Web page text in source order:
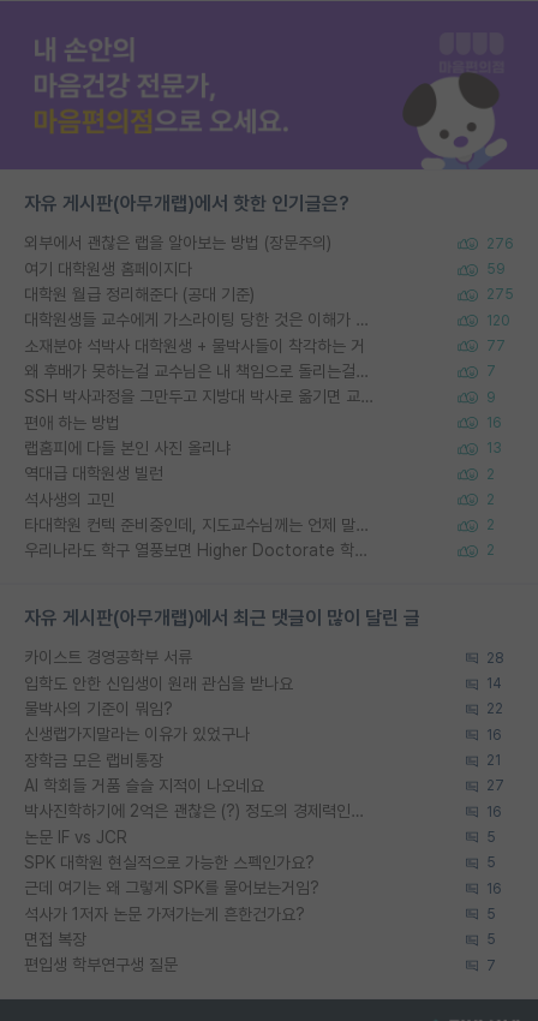
자유 게시판(아무개랩)에서 핫한 인기글은?
외부에서 괜찮은 랩을 알아보는 방법 (장문주의) 276
여기 대학원생 홈페이지다 59
대학원 월급 정리해준다 (공대 기준) 275
대학원생들 교수에게 가스라이팅 당한 것은 이해가 갑니다. 안타깝네요. 120
소재분야 석박사 대학원생 + 물박사들이 착각하는 거 77
왜 후배가 못하는걸 교수님은 내 책임으로 돌리는걸까요? 7
SSH 박사과정을 그만두고 지방대 박사로 옮기면 교수의 꿈은 끝일까요? 9
편애 하는 방법 16
랩홈피에 다들 본인 사진 올리냐 13
역대급 대학원생 빌런 2
석사생의 고민 2
타대학원 컨텍 준비중인데, 지도교수님께는 언제 말씀드려야 할까요? 2
우리나라도 학구 열풍보면 Higher Doctorate 학위가 필요하다고 봅니다. 2
자유 게시판(아무개랩)에서 최근 댓글이 많이 달린 글
카이스트 경영공학부 서류 28
입학도 안한 신입생이 원래 관심을 받나요 14
물박사의 기준이 뭐임? 22
신생랩가지말라는 이유가 있었구나 16
장학금 모은 랩비통장 21
AI 학회들 거품 슬슬 지적이 나오네요 27
박사진학하기에 2억은 괜찮은 (?) 정도의 경제력인가요 16
논문 IF vs JCR 5
SPK 대학원 현실적으로 가능한 스펙인가요? 5
근데 여기는 왜 그렇게 SPK를 물어보는거임? 16
석사가 1저자 논문 가져가는게 흔한건가요? 5
면접 복장 5
편입생 학부연구생 질문 7